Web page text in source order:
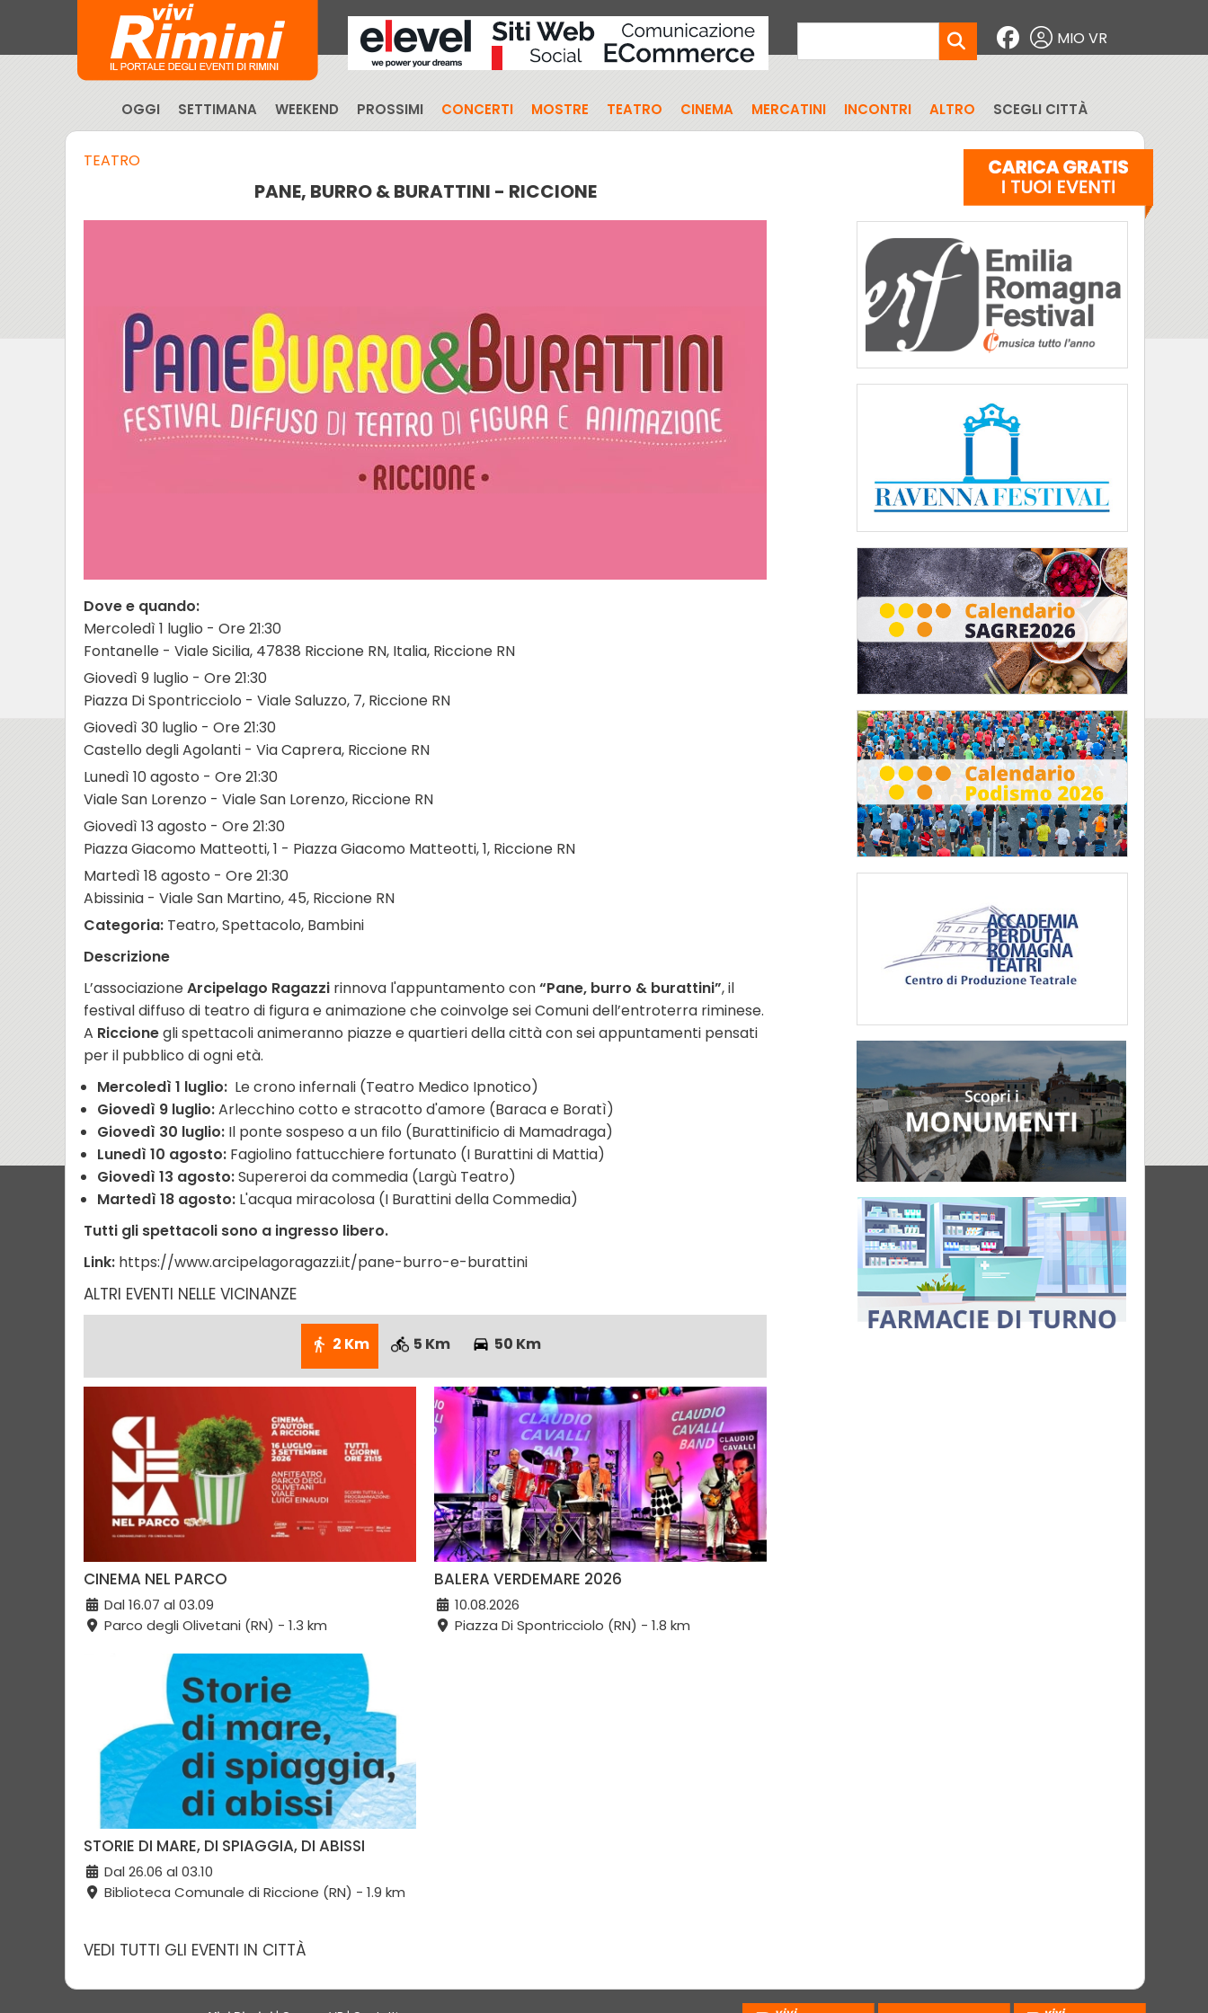
MIO VR
OGGI SETTIMANA WEEKEND PROSSIMI CONCERTI MOSTRE TEATRO CINEMA MERCATINI INCONTRI ALTRO SCEGLI CITTÀ
TEATRO
PANE, BURRO & BURATTINI - RICCIONE
Dove e quando:
Mercoledì 1 luglio - Ore 21:30
Fontanelle - Viale Sicilia, 47838 Riccione RN, Italia, Riccione RN
Giovedì 9 luglio - Ore 21:30
Piazza Di Spontricciolo - Viale Saluzzo, 7, Riccione RN
Giovedì 30 luglio - Ore 21:30
Castello degli Agolanti - Via Caprera, Riccione RN
Lunedì 10 agosto - Ore 21:30
Viale San Lorenzo - Viale San Lorenzo, Riccione RN
Giovedì 13 agosto - Ore 21:30
Piazza Giacomo Matteotti, 1 - Piazza Giacomo Matteotti, 1, Riccione RN
Martedì 18 agosto - Ore 21:30
Abissinia - Viale San Martino, 45, Riccione RN
Categoria: Teatro, Spettacolo, Bambini
Descrizione
L’associazioneArcipelago Ragazzi rinnova l'appuntamento con“Pane, burro & burattini”, il
festival diffuso di teatro di figura e animazione che coinvolge sei Comuni dell’entroterra riminese.
A Riccionegli spettacoli animeranno piazze e quartieri della città con sei appuntamenti pensati
per il pubblico di ogni età.
Mercoledì 1 luglio: Le crono infernali (Teatro Medico Ipnotico)
Giovedì 9 luglio:Arlecchino cotto e stracotto d'amore (Baraca e Boratì)
Giovedì 30 luglio: Il ponte sospeso a un filo (Burattinificio di Mamadraga)
Lunedì 10 agosto: Fagiolino fattucchiere fortunato (I Burattini di Mattia)
Giovedì 13 agosto:Supereroi da commedia (Largù Teatro)
Martedì 18 agosto: L'acqua miracolosa (I Burattini della Commedia)
Tutti gli spettacoli sono a ingresso libero.
Link: https://www.arcipelagoragazzi.it/pane-burro-e-burattini
ALTRI EVENTI NELLE VICINANZE
2 Km 5 Km 50 Km
CINEMA NEL PARCO
Dal 16.07 al 03.09
Parco degli Olivetani (RN) - 1.3 km
BALERA VERDEMARE 2026
10.08.2026
Piazza Di Spontricciolo (RN) - 1.8 km
STORIE DI MARE, DI SPIAGGIA, DI ABISSI
Dal 26.06 al 03.10
Biblioteca Comunale di Riccione (RN) - 1.9 km
VEDI TUTTI GLI EVENTI IN CITTÀ